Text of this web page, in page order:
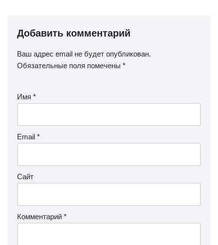
Добавить комментарий
Ваш адрес email не будет опубликован.
Обязательные поля помечены *
Имя *
Email *
Сайт
Комментарий *